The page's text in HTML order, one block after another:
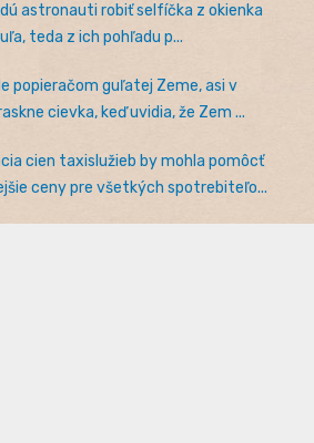
astronauti robiť selfíčka z okienka
teda z ich pohľadu p...
popieračom guľatej Zeme, asi v
cievka, keď uvidia, že Zem ...
cien taxislužieb by mohla pomôcť
ceny pre všetkých spotrebiteľo...